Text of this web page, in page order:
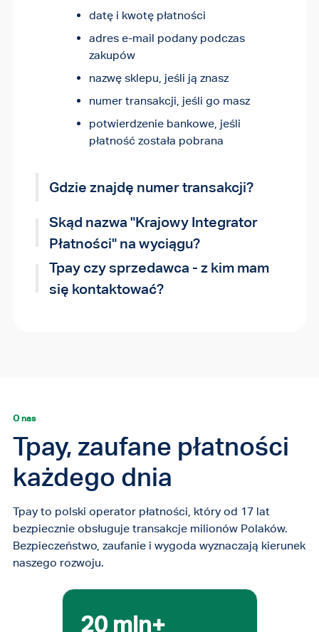
datę i kwotę płatności
adres e-mail podany podczas
zakupów
nazwę sklepu, jeśli ją znasz
numer transakcji, jeśli go masz
potwierdzenie bankowe, jeśli
płatność została pobrana
Gdzie znajdę numer transakcji?
W mailu od Tpay: "Nowa transakcja
płatnicza" i/lub "Potwierdzenie
transakcji"
Na wyciągu z banku – pole Tytuł
przelewu, nazwa odbiorcy: Krajowy
Integrator Płatności
klienta.
Skąd nazwa "Krajowy Integrator
Płatności" na wyciągu?
Skąd nazwa "Krajowy
Integrator Płatności" na
wyciągu?
Tpay to marka należąca doKrajowego
historii rachunku lub potwierdzeniu
przelewu pojawia się pełna nazwa firmy
Tpay czy sprzedawca - z kim mam
się kontaktować?
regulaminie sklepu.
Kontakt z Tpay
Status transakcji
Płatność przerwana / błąd
Brak potwierdzenia
Nieznana płatność KIP/Tpay
Kontakt ze sprzedawcą
Nie dotarł towar
Chcę zwrot pieniędzy
Reklamacja towaru
Anulowanie zamówienia
O nas
Tpay, zaufane płatności
każdego dnia
Tpay to polski operator płatności, który od 17 lat
bezpiecznie obsługuje transakcje milionów Polaków.
Bezpieczeństwo, zaufanie i wygoda wyznaczają kierunek
naszego rozwoju.
20 mln+